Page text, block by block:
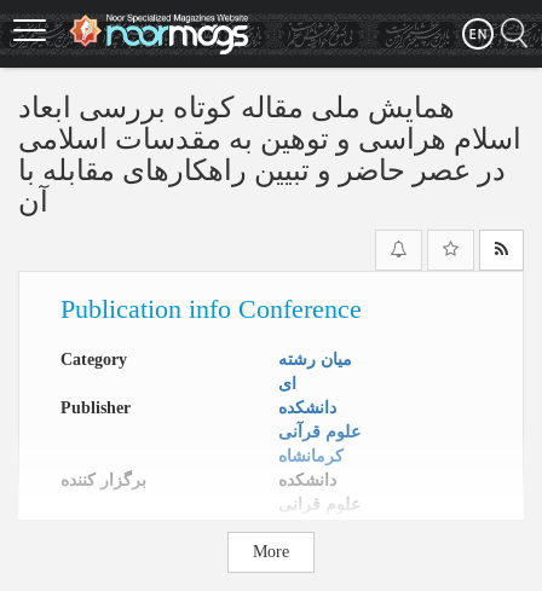
Skip
to
main
همایش ملی مقاله کوتاه بررسی ابعاد
اسلام هراسی و توهین به مقدسات اسلامی
در عصر حاضر و تبیین راهکارهای مقابله با
آن
Publication info Conference
Category
میان رشته
ای
Publisher
دانشکده
علوم قرآنی
کرمانشاه
برگزار کننده
دانشکده
علوم قرانی
کرمانشاه
National
kermansha
More